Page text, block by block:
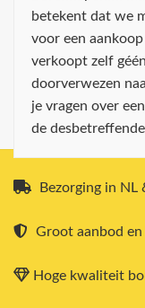
betekent dat we
voor een
verkoopt zelf
doorverwezen
je vragen over
de
Bezorging in NL
Groot aanbod en
Hoge kwaliteit